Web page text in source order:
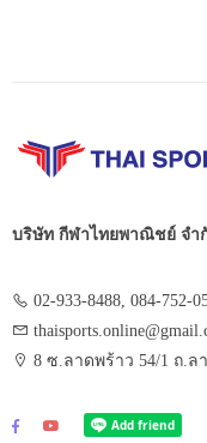
บริษัท กีฬาไทยพาณิชย์ จำ
02-933-8488, 084-752-
8 ซ.ลาดพร้าว 54/1 ถ.ล